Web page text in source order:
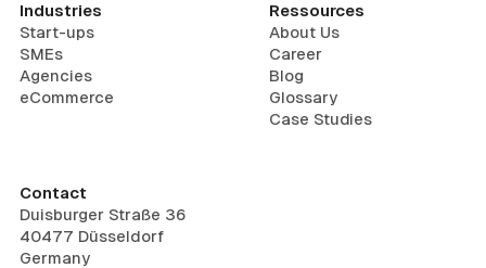
Industries
Start-ups
SMEs
Agencies
eCommerce
Ressources
About Us
Career
Blog
Glossary
Case Studies
Contact
Duisburger Straße 36
40477 Düsseldorf
Germany